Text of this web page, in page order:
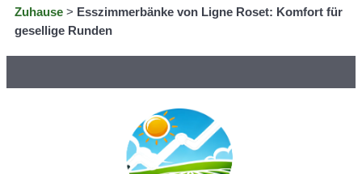
Zuhause > Esszimmerbänke von Ligne Roset: Komfort für
gesellige Runden